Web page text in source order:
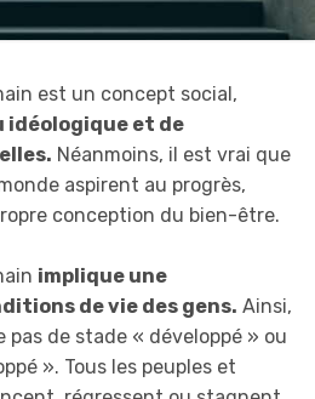
est un concept social,
idéologique et de
Néanmoins, il est vrai que
aspirent au progrès,
conception du bien-être.
implique une
de vie des gens. Ainsi,
pas de stade « développé » ou
». Tous les peuples et